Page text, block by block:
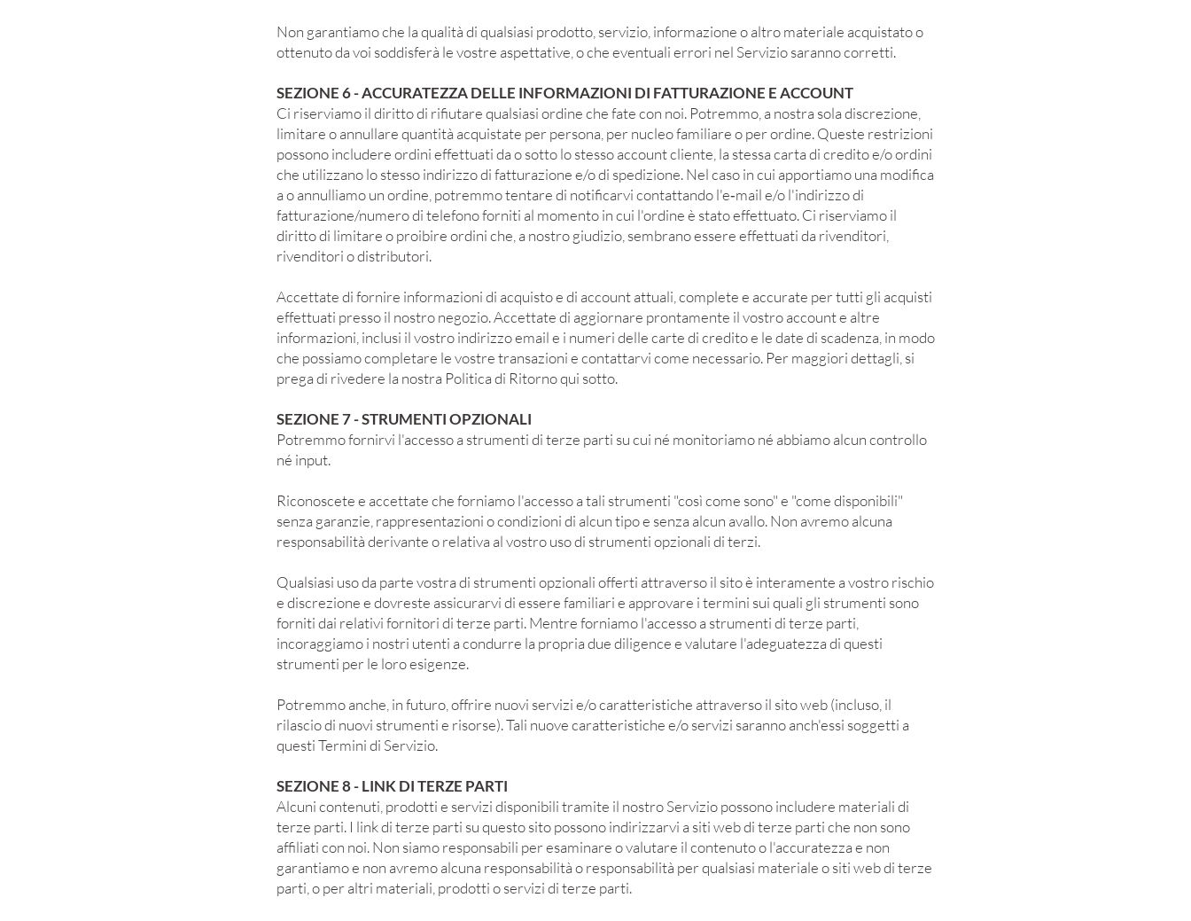
Non garantiamo che la qualità di qualsiasi prodotto, servizio, informazione o altro materiale acquistato o
ottenuto da voi soddisferà le vostre aspettative, o che eventuali errori nel Servizio saranno corretti.
SEZIONE 6 - ACCURATEZZA DELLE INFORMAZIONI DI FATTURAZIONE E ACCOUNT
Ci riserviamo il diritto di rifiutare qualsiasi ordine che fate con noi. Potremmo, a nostra sola discrezione,
limitare o annullare quantità acquistate per persona, per nucleo familiare o per ordine. Queste restrizioni
possono includere ordini effettuati da o sotto lo stesso account cliente, la stessa carta di credito e/o ordini
che utilizzano lo stesso indirizzo di fatturazione e/o di spedizione. Nel caso in cui apportiamo una modifica
a o annulliamo un ordine, potremmo tentare di notificarvi contattando l'e‑mail e/o l'indirizzo di
fatturazione/numero di telefono forniti al momento in cui l'ordine è stato effettuato. Ci riserviamo il
diritto di limitare o proibire ordini che, a nostro giudizio, sembrano essere effettuati da rivenditori,
rivenditori o distributori.
Accettate di fornire informazioni di acquisto e di account attuali, complete e accurate per tutti gli acquisti
effettuati presso il nostro negozio. Accettate di aggiornare prontamente il vostro account e altre
informazioni, inclusi il vostro indirizzo email e i numeri delle carte di credito e le date di scadenza, in modo
che possiamo completare le vostre transazioni e contattarvi come necessario. Per maggiori dettagli, si
prega di rivedere la nostra Politica di Ritorno qui sotto.
SEZIONE 7 - STRUMENTI OPZIONALI
Potremmo fornirvi l'accesso a strumenti di terze parti su cui né monitoriamo né abbiamo alcun controllo
né input.
Riconoscete e accettate che forniamo l'accesso a tali strumenti "così come sono" e "come disponibili"
senza garanzie, rappresentazioni o condizioni di alcun tipo e senza alcun avallo. Non avremo alcuna
responsabilità derivante o relativa al vostro uso di strumenti opzionali di terzi.
Qualsiasi uso da parte vostra di strumenti opzionali offerti attraverso il sito è interamente a vostro rischio
e discrezione e dovreste assicurarvi di essere familiari e approvare i termini sui quali gli strumenti sono
forniti dai relativi fornitori di terze parti. Mentre forniamo l'accesso a strumenti di terze parti,
incoraggiamo i nostri utenti a condurre la propria due diligence e valutare l'adeguatezza di questi
strumenti per le loro esigenze.
Potremmo anche, in futuro, offrire nuovi servizi e/o caratteristiche attraverso il sito web (incluso, il
rilascio di nuovi strumenti e risorse). Tali nuove caratteristiche e/o servizi saranno anch'essi soggetti a
questi Termini di Servizio.
SEZIONE 8 - LINK DI TERZE PARTI
Alcuni contenuti, prodotti e servizi disponibili tramite il nostro Servizio possono includere materiali di
terze parti. I link di terze parti su questo sito possono indirizzarvi a siti web di terze parti che non sono
affiliati con noi. Non siamo responsabili per esaminare o valutare il contenuto o l'accuratezza e non
garantiamo e non avremo alcuna responsabilità o responsabilità per qualsiasi materiale o siti web di terze
parti, o per altri materiali, prodotti o servizi di terze parti.